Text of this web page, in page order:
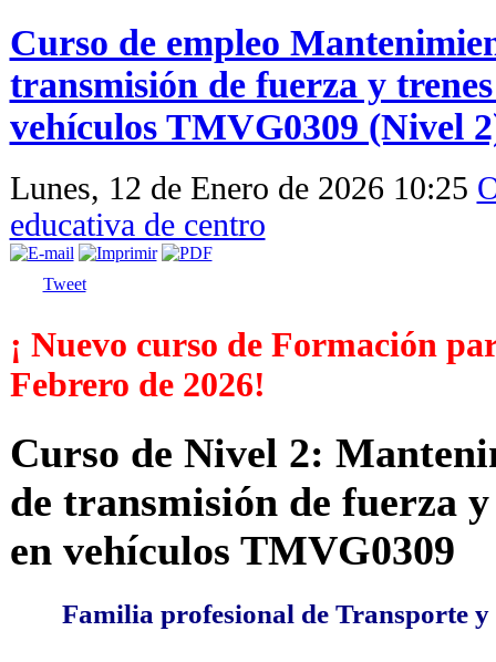
Curso de empleo
transmisión de fuerza y
vehículos TMVG0309 (Nivel
Lunes, 12 de Enero de 2026 10:25
educativa de centro
Tweet
¡ Nuevo curso de Formación
Febrero de 2026!
Curso de Nivel 2:
de transmisión de fuerza
en vehículos TMVG0309
Familia profesional de Transporte